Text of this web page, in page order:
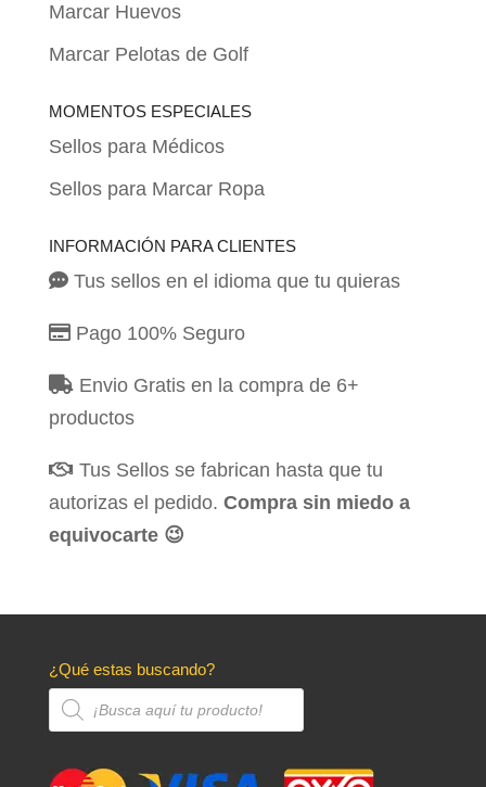
Marcar Huevos
Marcar Pelotas de Golf
MOMENTOS ESPECIALES
Sellos para Médicos
Sellos para Marcar Ropa
INFORMACIÓN PARA CLIENTES
Tus sellos en el idioma que tu quieras
Pago 100% Seguro
Envio Gratis en la compra de 6+
productos
Tus Sellos se fabrican hasta que tu
autorizas el pedido. Compra sin miedo a
equivocarte 😉
¿Qué estas buscando?
Búsqueda
productos